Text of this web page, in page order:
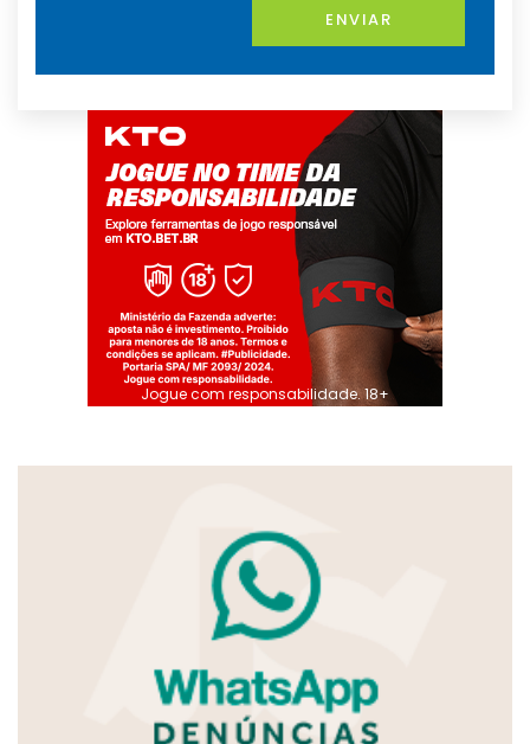
ENVIAR
Jogue com responsabilidade. 18+